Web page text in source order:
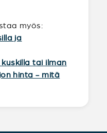
myös:
ja
tai ilman
hinta - mitä